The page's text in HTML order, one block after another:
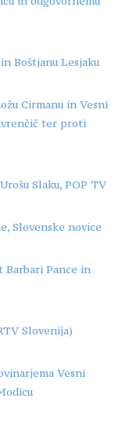
Boštjanu Lesjaku
Cirmanu in Vesni
ter proti
Slaku, POP TV
Slovenske novice
Pance in
Slovenija)
Vesni